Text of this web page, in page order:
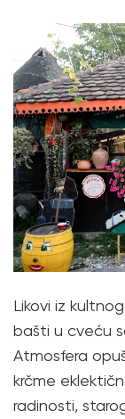
Likovi iz
bašti u cveću
Atmosfera
krčme
radinosti,